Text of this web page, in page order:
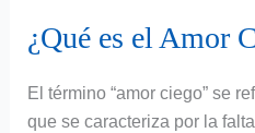
¿Qué es el Amor
El término “amor ciego” se
que se caracteriza por la